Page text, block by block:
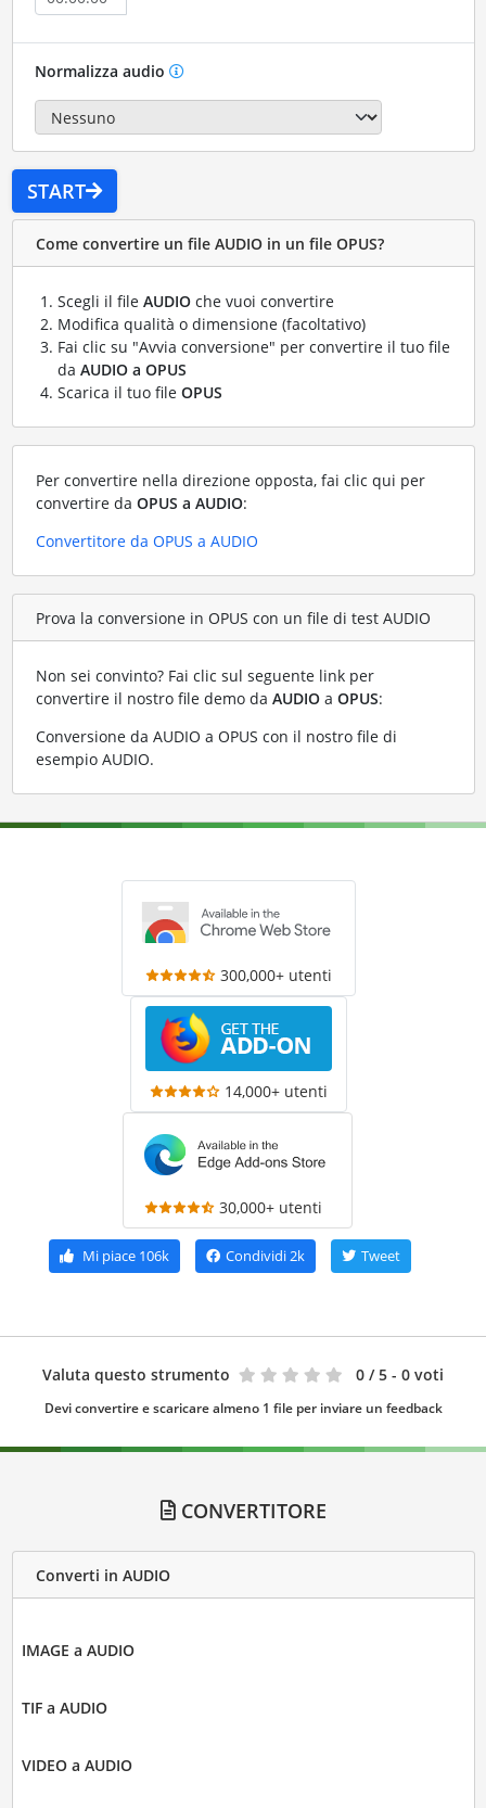
Normalizza audio
START
Come convertire un file AUDIO in un file OPUS?
Scegli il file AUDIOche vuoi convertire
Modifica qualità o dimensione (facoltativo)
Fai clic su "Avvia conversione" per convertire il tuo file
da AUDIO a OPUS
Scarica il tuo file OPUS
Per convertire nella direzione opposta, fai clic qui per
convertire da OPUS a AUDIO:
Convertitore da OPUS a AUDIO
Prova la conversione in OPUS con un file di test AUDIO
Non sei convinto? Fai clic sul seguente link per
convertire il nostro file demo da AUDIOa OPUS:
Conversione da AUDIO a OPUS con il nostro file di
esempio AUDIO.
300,000+ utenti
14,000+ utenti
30,000+ utenti
Mi piace 106k Condividi2k Tweet
Valuta questo strumento 0 / 5 - 0 voti
Devi convertire e scaricare almeno 1 file per inviare un feedback
CONVERTITORE
Converti in AUDIO
IMAGE a AUDIO
TIF a AUDIO
VIDEO a AUDIO